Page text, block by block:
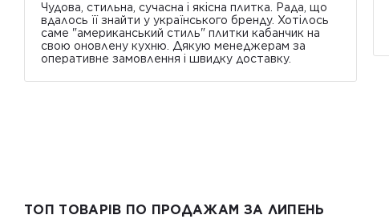
Чудова, стильна, сучасна і якісна плитка. Рада, що
вдалось її знайти у українського бренду. Хотілось
саме "американський стиль" плитки кабанчик на
свою оновлену кухню. Дякую менеджерам за
оперативне замовлення і швидку доставку.
ТОП ТОВАРІВ ПО ПРОДАЖАМ ЗА ЛИПЕНЬ